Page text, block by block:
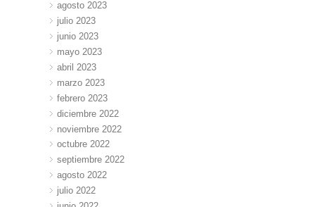
agosto 2023
julio 2023
junio 2023
mayo 2023
abril 2023
marzo 2023
febrero 2023
diciembre 2022
noviembre 2022
octubre 2022
septiembre 2022
agosto 2022
julio 2022